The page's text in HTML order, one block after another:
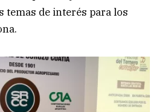
temas de interés para los